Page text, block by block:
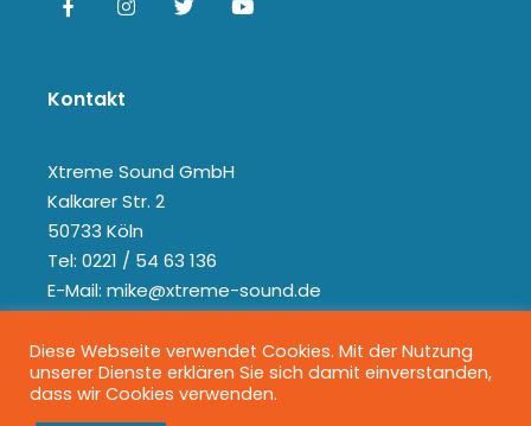
Kontakt
Xtreme Sound GmbH
Kalkarer Str. 2
50733 Köln
Tel: 0221 / 54 63 136
E-Mail: mike@xtreme-sound.de
Diese Webseite verwendet Cookies. Mit der Nutzung
unserer Dienste erklären Sie sich damit einverstanden,
dass wir Cookies verwenden.